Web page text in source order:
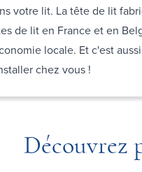
votre lit. La tête de lit
de lit en France et en
locale. Et c'est
chez vous !
Découvrez